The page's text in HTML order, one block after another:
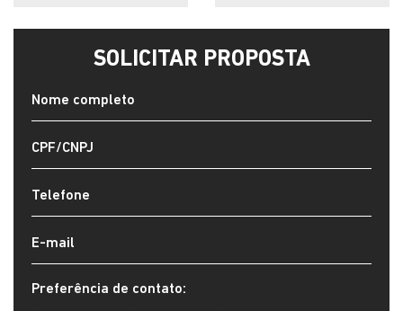
SOLICITAR PROPOSTA
Preferência de contato: